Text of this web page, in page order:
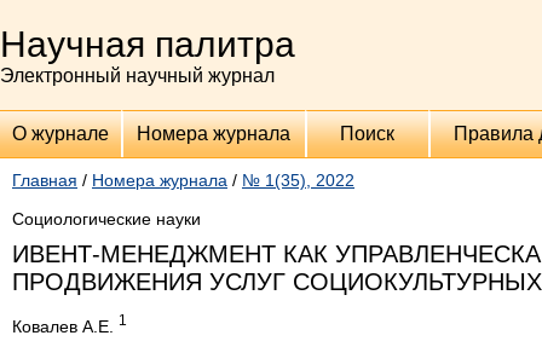
Научная палитра
Электронный научный журнал
О журнале Номера журнала Поиск Правила
Главная / Номера журнала / № 1(35), 2022
Социологические науки
ИВЕНТ-МЕНЕДЖМЕНТ КАК
ПРОДВИЖЕНИЯ УСЛУГ
Ковалев А.Е. 1